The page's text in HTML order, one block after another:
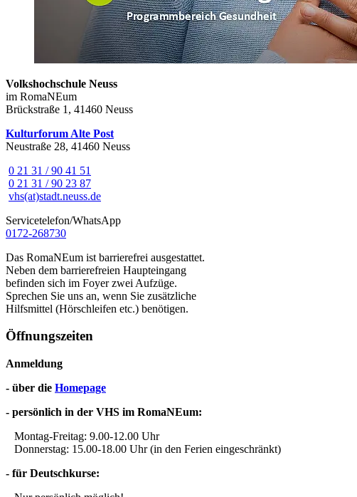
Volkshochschule Neuss
im RomaNEum
Brückstraße 1, 41460 Neuss
Kulturforum Alte Post
Neustraße 28, 41460 Neuss
0 21 31 / 90 41 51
0 21 31 / 90 23 87
vhs(at)stadt.neuss.de
Servicetelefon/WhatsApp
0172-268730
Das RomaNEum ist barrierefrei ausgestattet.
Neben dem barrierefreien Haupteingang
befinden sich im Foyer zwei Aufzüge.
Sprechen Sie uns an, wenn Sie zusätzliche
Hilfsmittel (Hörschleifen etc.) benötigen.
Öffnungszeiten
Anmeldung
- über die Homepage
- persönlich in der VHS im RomaNEum:
Montag-Freitag: 9.00-12.00 Uhr
Donnerstag: 15.00-18.00 Uhr (in den Ferien eingeschränkt)
- für Deutschkurse: